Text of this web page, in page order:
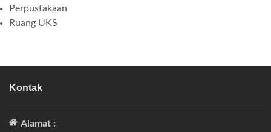
Perpustakaan
Ruang UKS
Kontak
Alamat :